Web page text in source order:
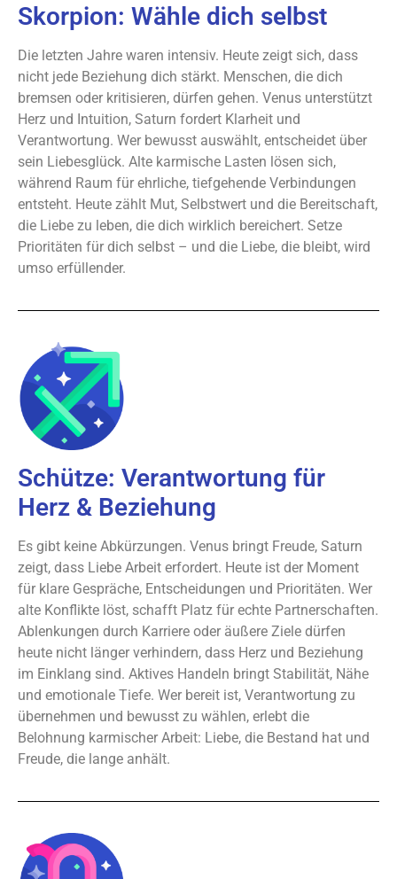
Skorpion: Wähle dich selbst
Die letzten Jahre waren intensiv. Heute zeigt sich, dass
nicht jede Beziehung dich stärkt. Menschen, die dich
bremsen oder kritisieren, dürfen gehen. Venus unterstützt
Herz und Intuition, Saturn fordert Klarheit und
Verantwortung. Wer bewusst auswählt, entscheidet über
sein Liebesglück. Alte karmische Lasten lösen sich,
während Raum für ehrliche, tiefgehende Verbindungen
entsteht. Heute zählt Mut, Selbstwert und die Bereitschaft,
die Liebe zu leben, die dich wirklich bereichert. Setze
Prioritäten für dich selbst – und die Liebe, die bleibt, wird
umso erfüllender.
Schütze: Verantwortung für
Herz & Beziehung
Es gibt keine Abkürzungen. Venus bringt Freude, Saturn
zeigt, dass Liebe Arbeit erfordert. Heute ist der Moment
für klare Gespräche, Entscheidungen und Prioritäten. Wer
alte Konflikte löst, schafft Platz für echte Partnerschaften.
Ablenkungen durch Karriere oder äußere Ziele dürfen
heute nicht länger verhindern, dass Herz und Beziehung
im Einklang sind. Aktives Handeln bringt Stabilität, Nähe
und emotionale Tiefe. Wer bereit ist, Verantwortung zu
übernehmen und bewusst zu wählen, erlebt die
Belohnung karmischer Arbeit: Liebe, die Bestand hat und
Freude, die lange anhält.